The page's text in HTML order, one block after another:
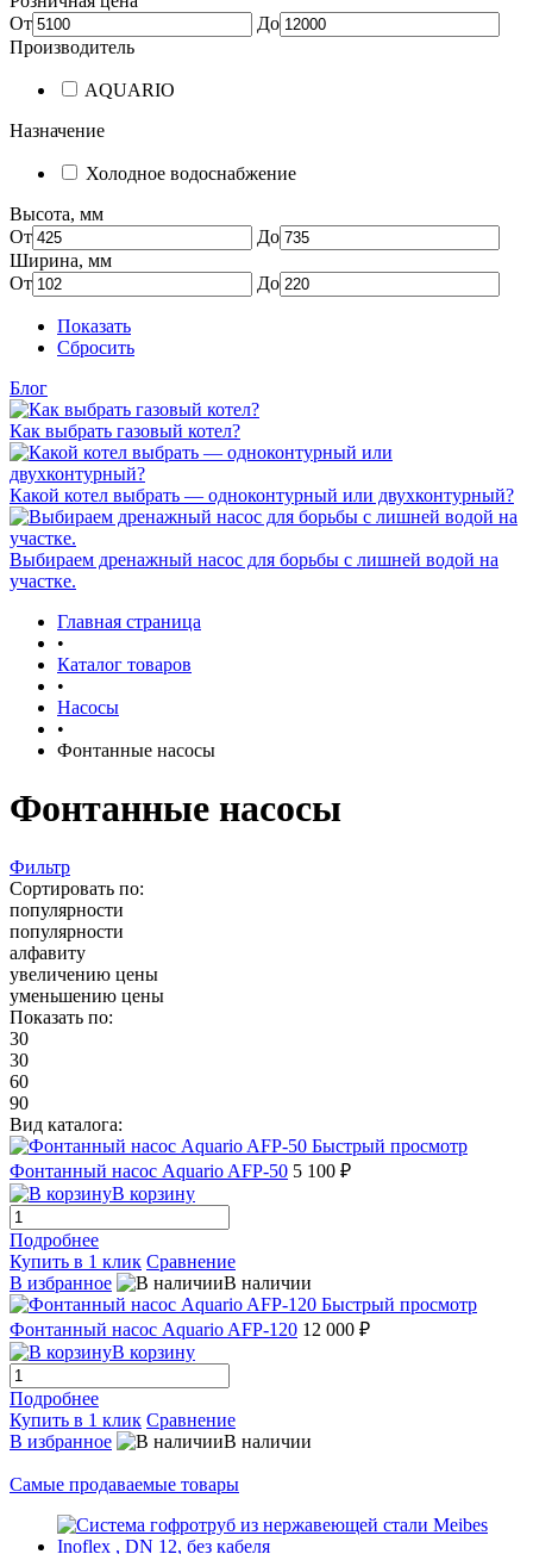
От
До
Производитель
AQUARIO
Назначение
Холодное водоснабжение
Высота, мм
От
До
Ширина, мм
От
До
Показать
Сбросить
Блог
Как выбрать газовый котел?
Какой котел выбрать — одноконтурный или двухконтурный?
Выбираем дренажный насос для борьбы с лишней водой на
участке.
Главная страница
•
Каталог товаров
•
Насосы
•
Фонтанные насосы
Фонтанные насосы
Фильтр
Сортировать по:
популярности
популярности
алфавиту
увеличению цены
уменьшению цены
Показать по:
30
30
60
90
Вид каталога:
Быстрый просмотр
Фонтанный насос Aquario AFP-50 5 100 ₽
В корзину
Подробнее
Купить в 1 клик Сравнение
В избранное
В наличии
Быстрый просмотр
Фонтанный насос Aquario AFP-120 12 000 ₽
В корзину
Подробнее
Купить в 1 клик Сравнение
В избранное
В наличии
Самые продаваемые товары